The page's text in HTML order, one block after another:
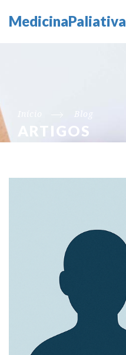
MedicinaPaliativa
Blog
ARTIGOS